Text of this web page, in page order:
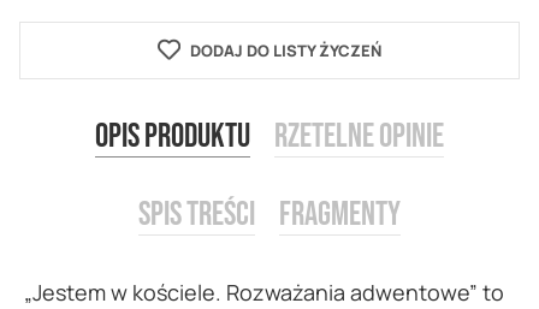
DODAJ DO LISTY ŻYCZEŃ
Opis produktu
„Jestem w kościele. Rozważania adwentowe” to
Rzetelne opinie
Spis treści
Fragmenty